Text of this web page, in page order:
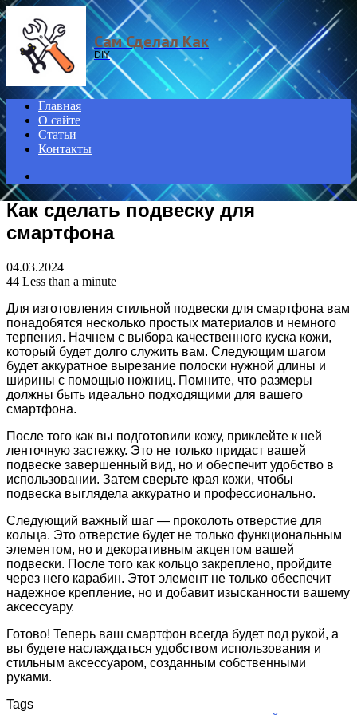
Menu
Сам Сделал Как
DIY
Главная
О сайте
Статьи
Контакты
Как сделать подвеску для
смартфона
04.03.2024
44 Less than a minute
Для изготовления стильной подвески для смартфона вам
понадобятся несколько простых материалов и немного
терпения. Начнем с выбора качественного куска кожи,
который будет долго служить вам. Следующим шагом
будет аккуратное вырезание полоски нужной длины и
ширины с помощью ножниц. Помните, что размеры
должны быть идеально подходящими для вашего
смартфона.
После того как вы подготовили кожу, приклейте к ней
ленточную застежку. Это не только придаст вашей
подвеске завершенный вид, но и обеспечит удобство в
использовании. Затем сверьте края кожи, чтобы
подвеска выглядела аккуратно и профессионально.
Следующий важный шаг — проколоть отверстие для
кольца. Это отверстие будет не только функциональным
элементом, но и декоративным акцентом вашей
подвески. После того как кольцо закреплено, пройдите
через него карабин. Этот элемент не только обеспечит
надежное крепление, но и добавит изысканности вашему
аксессуару.
Готово! Теперь ваш смартфон всегда будет под рукой, а
вы будете наслаждаться удобством использования и
стильным аксессуаром, созданным собственными
руками.
Tags